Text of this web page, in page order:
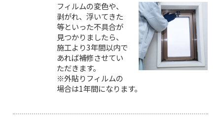
フィルムの変色や、
剥がれ、浮いてきた
等といった不具合が
見つかりましたら、
施工より3年間以内で
あれば補修させてい
ただきます。
※外貼りフィルムの
場合は1年間になります。